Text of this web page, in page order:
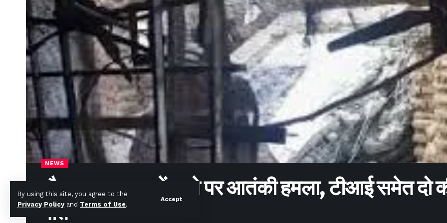
By using this site, you agree to the
Privacy Policy and Terms of Use.
Accept
NEWS
खैबर पख्तूनख्वा में थाने पर आतंकी हमला, टीआई समेत दो
मौत